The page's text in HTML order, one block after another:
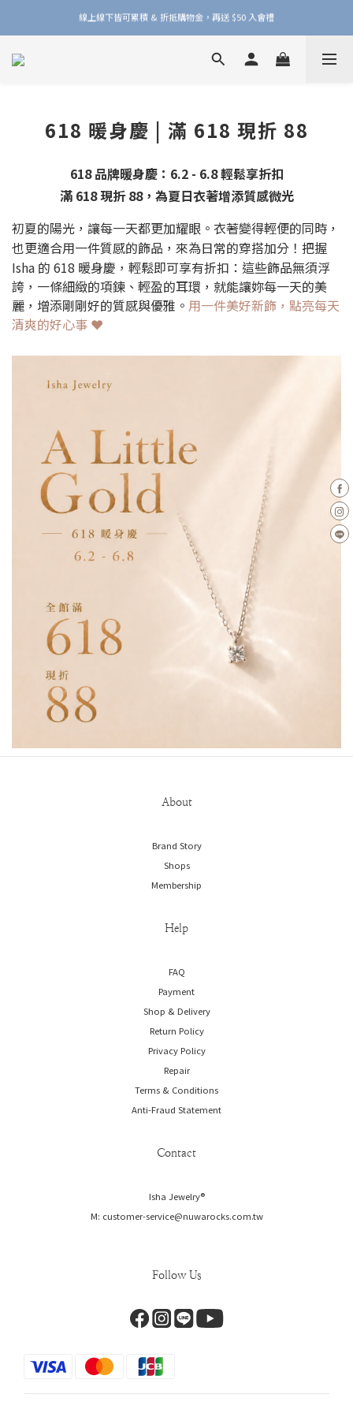
加入品牌會員，官網門市每筆消費皆享 1% 購物金回饋！
618 暖身慶 | 滿 618 現折 88
618 品牌暖身慶：6.2 - 6.8 輕鬆享折扣
滿 618 現折 88，為夏日衣著增添質感微光
初夏的陽光，讓每一天都更加耀眼。 衣著變得輕便的同時，
也更適合用一件質感的飾品， 來為日常的穿搭加分！ 把握
Isha 的 618 暖身慶，輕鬆即可享有折扣： 這些飾品無須浮
誇，一條細緻的項鍊、輕盈的耳環，就能讓妳每一天的美
麗，增添剛剛好的質感與優雅。 用一件美好新飾，點亮每天
清爽的好心事 ❤️
About
Brand Story
Shops
Membership
Help
FAQ
Payment
Shop & Delivery
Return Policy
Privacy Policy
Repair
Terms & Conditions
Anti-Fraud Statement
Contact
Isha Jewelry®️
M: customer-service@nuwarocks.com.tw
Follow Us